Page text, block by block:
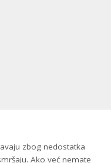
zbog nedostatka
Ako već nemate